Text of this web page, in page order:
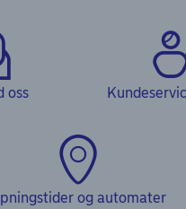
oss
og automater